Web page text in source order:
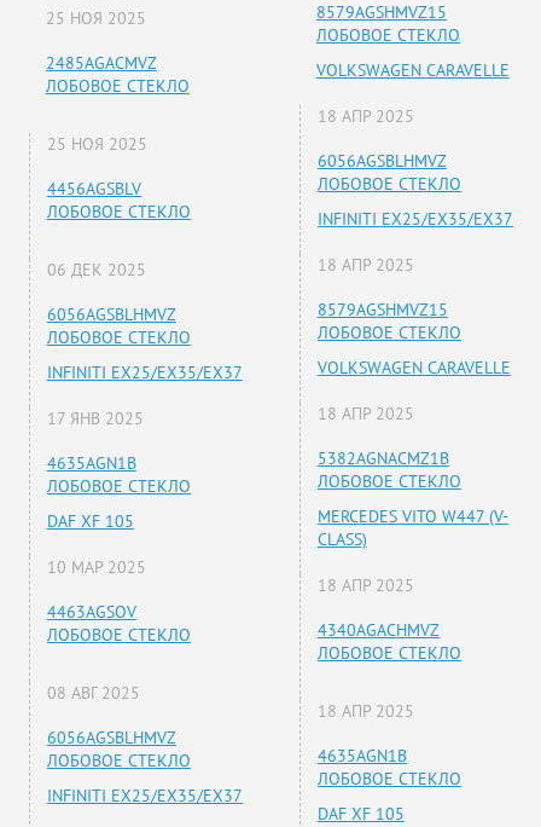
25 НОЯ 2025
2485AGACMVZ
ЛОБОВОЕ СТЕКЛО
25 НОЯ 2025
4456AGSBLV
ЛОБОВОЕ СТЕКЛО
06 ДЕК 2025
6056AGSBLHMVZ
ЛОБОВОЕ СТЕКЛО
INFINITI EX25/EX35/EX37
17 ЯНВ 2025
4635AGN1B
ЛОБОВОЕ СТЕКЛО
DAF XF 105
10 МАР 2025
4463AGSOV
ЛОБОВОЕ СТЕКЛО
08 АВГ 2025
6056AGSBLHMVZ
ЛОБОВОЕ СТЕКЛО
INFINITI EX25/EX35/EX37
8579AGSHMVZ15
ЛОБОВОЕ СТЕКЛО
VOLKSWAGEN CARAVELLE
18 АПР 2025
6056AGSBLHMVZ
ЛОБОВОЕ СТЕКЛО
INFINITI EX25/EX35/EX37
18 АПР 2025
8579AGSHMVZ15
ЛОБОВОЕ СТЕКЛО
VOLKSWAGEN CARAVELLE
18 АПР 2025
5382AGNACMZ1B
ЛОБОВОЕ СТЕКЛО
MERCEDES VITO W447 (V-
CLASS)
18 АПР 2025
4340AGACHMVZ
ЛОБОВОЕ СТЕКЛО
18 АПР 2025
4635AGN1B
ЛОБОВОЕ СТЕКЛО
DAF XF 105